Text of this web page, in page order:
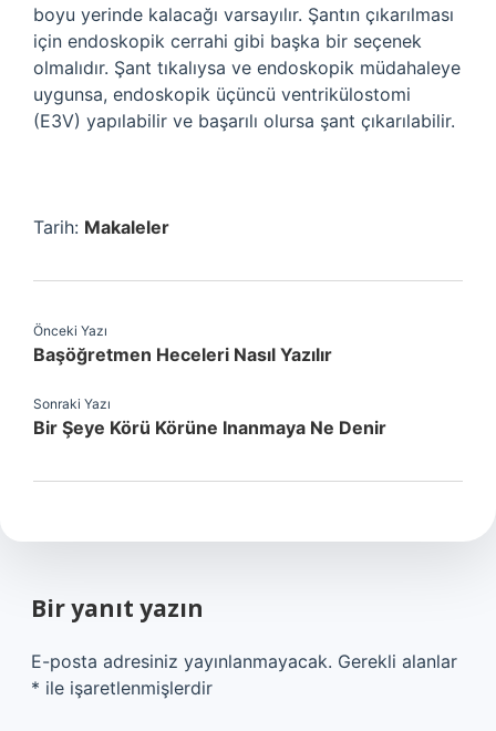
boyu yerinde kalacağı varsayılır. Şantın çıkarılması
için endoskopik cerrahi gibi başka bir seçenek
olmalıdır. Şant tıkalıysa ve endoskopik müdahaleye
uygunsa, endoskopik üçüncü ventrikülostomi
(E3V) yapılabilir ve başarılı olursa şant çıkarılabilir.
Tarih: Makaleler
Önceki Yazı
Başöğretmen Heceleri Nasıl Yazılır
Sonraki Yazı
Bir Şeye Körü Körüne Inanmaya Ne Denir
Bir yanıt yazın
E-posta adresiniz yayınlanmayacak. Gerekli alanlar
* ile işaretlenmişlerdir